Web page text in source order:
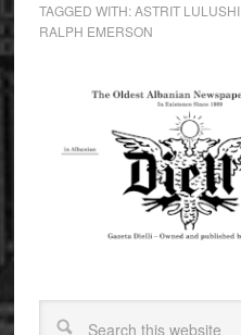
TAGGED WITH:ASTRIT LULUSHI,
RALPH EMERSON